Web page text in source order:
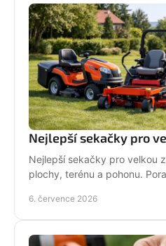
Nejlepší sekačky pro
Nejlepší sekačky pro velkou
plochy, terénu a pohonu.
6. července 2026